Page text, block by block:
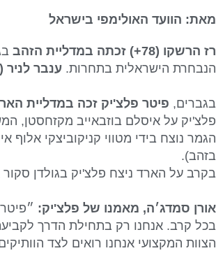
מאת: הוועד האולימפי בישראל
רז הרשקו (78+) זכתה במדליית הזהב
הנבחרת הישראלית בתחרות. ענבר לניר (עד 78 ק"ג) זכתה
בגברים, פיטר פלצ'יק זכה במדליית
פלצ'יק על איסלם בוזבאייב מקזחסטן,
בזהב).
בקרב על הארד ניצח פלצ'יק בגולדן סקור
אורן סמדג׳ה, מאמנו של פלצ'יק:
בכל קרב. אנחנו רק בתחילת הדרך לקביעת
הצוות המקצועי אנחנו רואים לצד